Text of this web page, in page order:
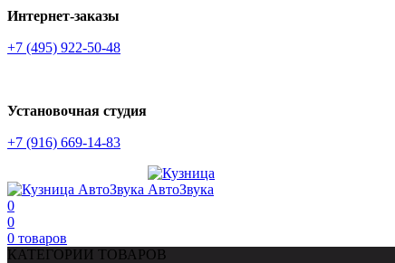
Интернет-заказы
+7 (495) 922-50-48
Установочная студия
+7 (916) 669-14-83
0
0
0 товаров
КАТЕГОРИИ ТОВАРОВ